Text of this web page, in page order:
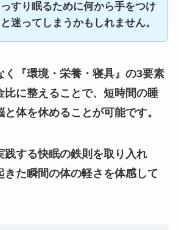
っすり眠るために何から手をつけ
迷ってしまうかもしれません。
く『環境・栄養・寝具』の3要素
比に整えることで、短時間の睡
体を休めることが可能です。
践する快眠の鉄則を取り入れ
きた瞬間の体の軽さを体感して